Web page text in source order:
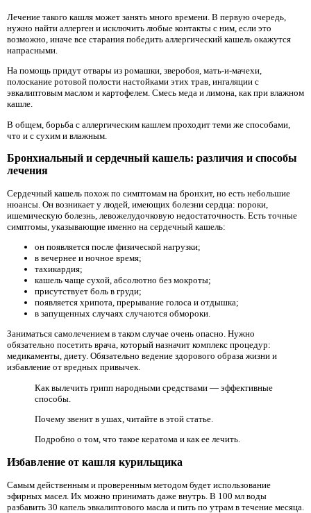
Лечение такого кашля может занять много времени. В первую очередь,
нужно найти аллерген и исключить любые контакты с ним, если это
возможно, иначе все старания победить аллергический кашель окажутся
напрасными.
На помощь придут отвары из ромашки, зверобоя, мать-и-мачехи,
полоскание ротовой полости настойками этих трав, ингаляции с
эвкалиптовым маслом и картофелем. Смесь меда и лимона, как при влажном
кашле.
В общем, борьба с аллергическим кашлем проходит теми же способами,
что и с сухим и влажным.
Бронхиальный и сердечный кашель: различия и способы
лечения
Сердечный кашель похож по симптомам на бронхит, но есть небольшие
нюансы. Он возникает у людей, имеющих болезни сердца: пороки,
ишемическую болезнь, левожелудочковую недостаточность. Есть точные
симптомы, указывающие именно на сердечный кашель:
он появляется после физической нагрузки;
в вечернее и ночное время;
тахикардия;
кашель чаще сухой, абсолютно без мокроты;
присутствует боль в груди;
появляется хрипота, прерывание голоса и отдышка;
в запущенных случаях случаются обмороки.
Заниматься самолечением в таком случае очень опасно. Нужно
обязательно посетить врача, который назначит комплекс процедур:
медикаменты, диету. Обязательно ведение здорового образа жизни и
избавление от вредных привычек.
Как вылечить грипп народными средствами — эффективные
способы.
Почему звенит в ушах, читайте в этой статье.
Подробно о том, что такое кератома и как ее лечить.
Избавление от кашля курильщика
Самым действенным и проверенным методом будет использование
эфирных масел. Их можно принимать даже внутрь. В 100 мл воды
разбавить 30 капель эвкалиптового масла и пить по утрам в течение месяца.